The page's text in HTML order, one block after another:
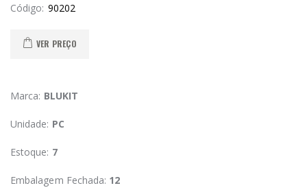
Código:
VER PREÇO
Marca: BLUKIT
Unidade: PC
Estoque: 7
Embalagem Fechada: 12